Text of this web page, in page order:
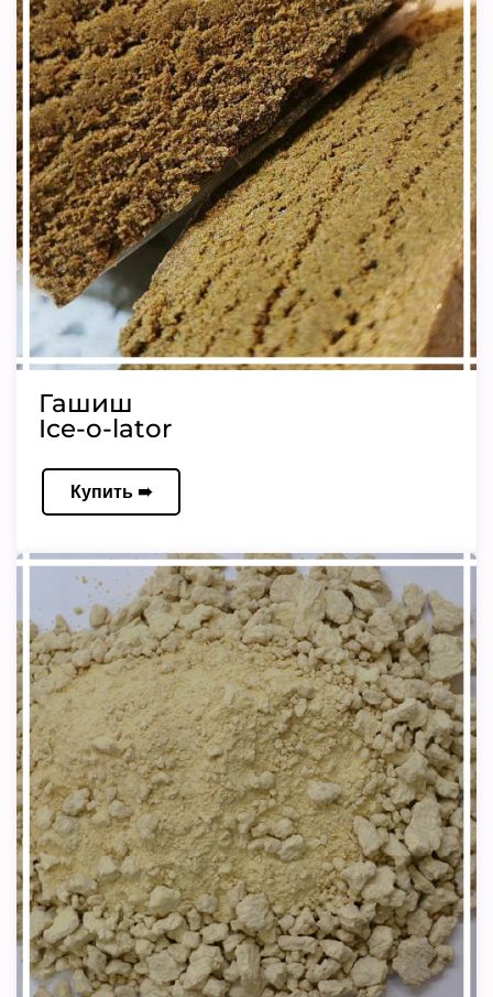
Гашиш
Ice-o-lator
Купить ➠